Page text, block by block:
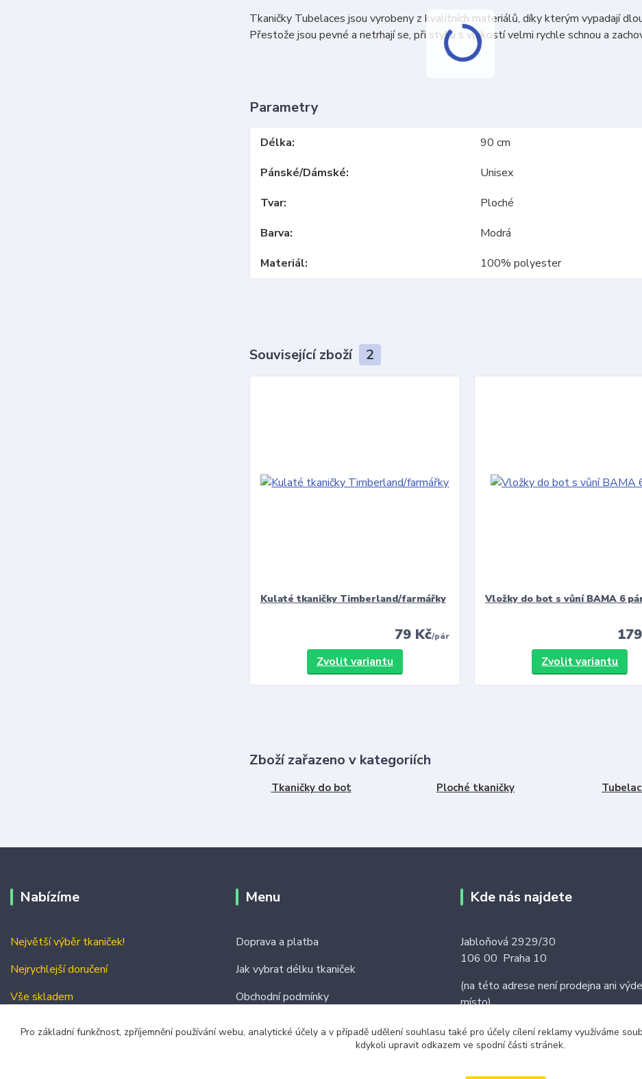
Tkaničky Tubelaces jsou vyrobeny z kvalitních materiálů, díky kterým vypadají
Přestože jsou pevné a netrhají se, při styku s vlhkostí velmi rychle schnou a
Parametry
Délka
90 cm
Pánské/Dámské
Unisex
Tvar
Ploché
Barva
Modrá
Materiál
100% polyester
Související zboží 2
Kulaté tkaničky Timberland/farmářky
79 Kč/pár
Zvolit variantu
Vložky do bot s vůní BAMA 6
Zvolit variantu
Zboží zařazeno v kategoriích
Tkaničky do bot Ploché tkaničky
Nabízíme
Největší výběr tkaniček!
Nejrychlejší doručení
Vše skladem
Menu
Doprava a platba
Jak vybrat délku tkaniček
Obchodní podmínky
Kde nás najdete
Jabloňová 2929/30
106 00 Praha 10
(na této adrese není prodejna ani
místo)
Pro základní funkčnost, zpříjemnění používání webu, analytické účely a v případě udělení souhlasu také pro účely cílení reklamy využíváme
kdykoli upravit odkazem ve spodní části stránek.